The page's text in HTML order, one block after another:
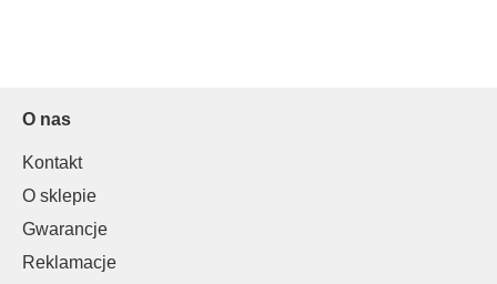
O nas
Kontakt
O sklepie
Gwarancje
Reklamacje